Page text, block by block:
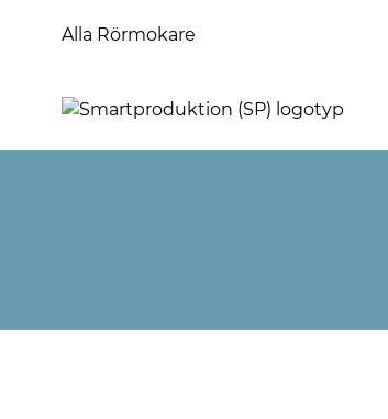
Alla Rörmokare